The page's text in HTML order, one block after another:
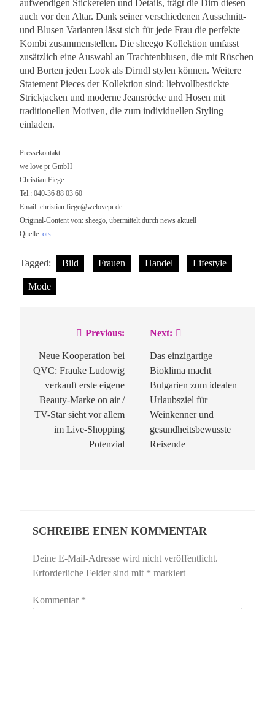
aufwendigen Stickereien und Details, trägt die Dirn diesen
auch vor den Altar. Dank seiner verschiedenen Ausschnitt-
und Blusen Varianten lässt sich für jede Frau die perfekte
Kombi zusammenstellen. Die sheego Kollektion umfasst
zusätzlich eine Auswahl an Trachtenblusen, die mit Rüschen
und Borten jeden Look als Dirndl stylen können. Weitere
Statement Pieces der Kollektion sind: liebvollbestickte
Strickjacken und moderne Jeansröcke und Hosen mit
traditionellen Motiven, die zum individuellen Styling
einladen.
Pressekontakt:
we love pr GmbH
Christian Fiege
Tel.: 040-36 88 03 60
Email: christian.fiege@welovepr.de
Original-Content von: sheego, übermittelt durch news aktuell
Quelle: ots
Tagged: Bild Frauen Handel Lifestyle
Mode
Beitragsnavigation
Previous:
Neue Kooperation bei
QVC: Frauke Ludowig
verkauft erste eigene
Beauty-Marke on air /
TV-Star sieht vor allem
im Live-Shopping
Potenzial
Next:
Das einzigartige
Bioklima macht
Bulgarien zum idealen
Urlaubsziel für
Weinkenner und
gesundheitsbewusste
Reisende
SCHREIBE EINEN KOMMENTAR
Deine E-Mail-Adresse wird nicht veröffentlicht.
Erforderliche Felder sind mit * markiert
Kommentar *